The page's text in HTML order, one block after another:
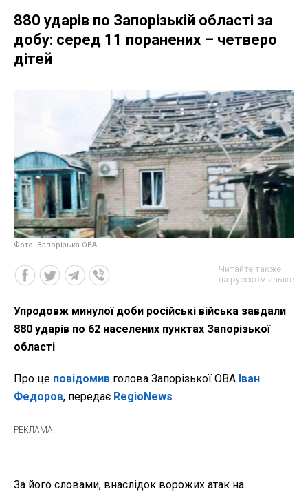
880 ударів по Запорізькій області за
добу: серед 11 поранених – четверо
дітей
Фото: Запорізька ОВА
Читайте также
на русском языке
Упродовж минулої доби російські війська завдали
880 ударів по 62 населених пунктах Запорізької
області
Про це повідомив голова Запорізької ОВА Іван
Федоров, передає RegioNews.
За його словами, внаслідок ворожих атак на